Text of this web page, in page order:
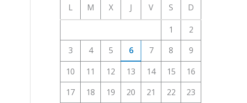
L M X J V S D
1
2
3
4 5 6 7 8
9
10
11 12 13 14 15
16
17
18 19 20 21 22
23